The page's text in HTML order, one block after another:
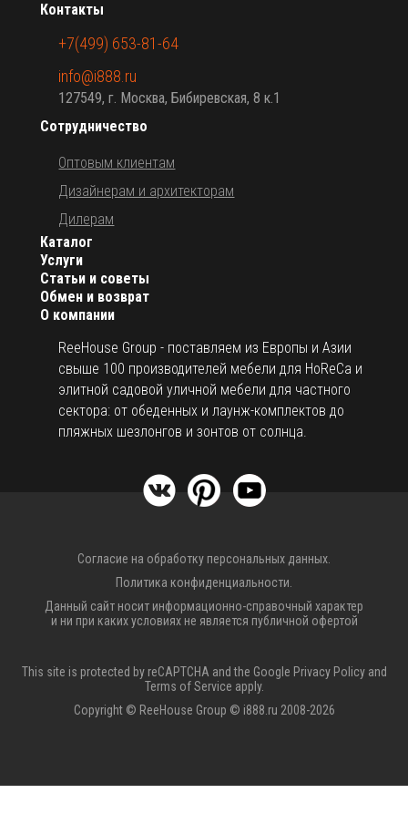
О компании
ReeHouse Group - поставляем из Европы и Азии
свыше 100 производителей мебели для HoReCa и
элитной садовой уличной мебели для частного
сектора: от обеденных и лаунж-комплектов до
пляжных шезлонгов и зонтов от солнца.
Каталог
Услуги
Статьи и советы
Обмен и возврат
Сотрудничество
Оптовым клиентам
Дизайнерам и архитекторам
Дилерам
Контакты
+7(499) 653-81-64
info@i888.ru
127549, г. Москва, Бибиревская, 8 к.1
Согласие на обработку персональных данных.
Политика конфиденциальности.
Данный сайт носит информационно-справочный характер
и ни при каких условиях не является публичной офертой
This site is protected by reCAPTCHA and the Google Privacy Policyand
Terms of Service apply.
Copyright © ReeHouse Group © i888.ru 2008-2026